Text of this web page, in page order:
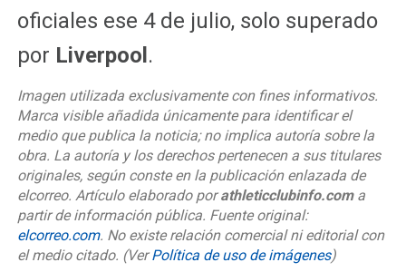
oficiales ese 4 de julio, solo superado
por Liverpool .
Imagen utilizada exclusivamente con fines informativos.
Marca visible añadida únicamente para identificar el
medio que publica la noticia; no implica autoría sobre la
obra. La autoría y los derechos pertenecen a sus titulares
originales, según conste en la publicación enlazada de
elcorreo. Artículo elaborado porathleticclubinfo.coma
partir de información pública. Fuente original:
elcorreo.com. No existe relación comercial ni editorial con
el medio citado. (VerPolítica de uso de imágenes)